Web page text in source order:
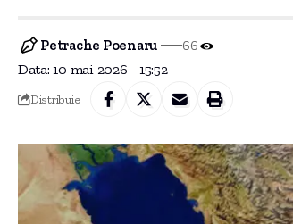
Data: 10 mai 2026 - 15:52
Petrache Poenaru 66
Distribuie